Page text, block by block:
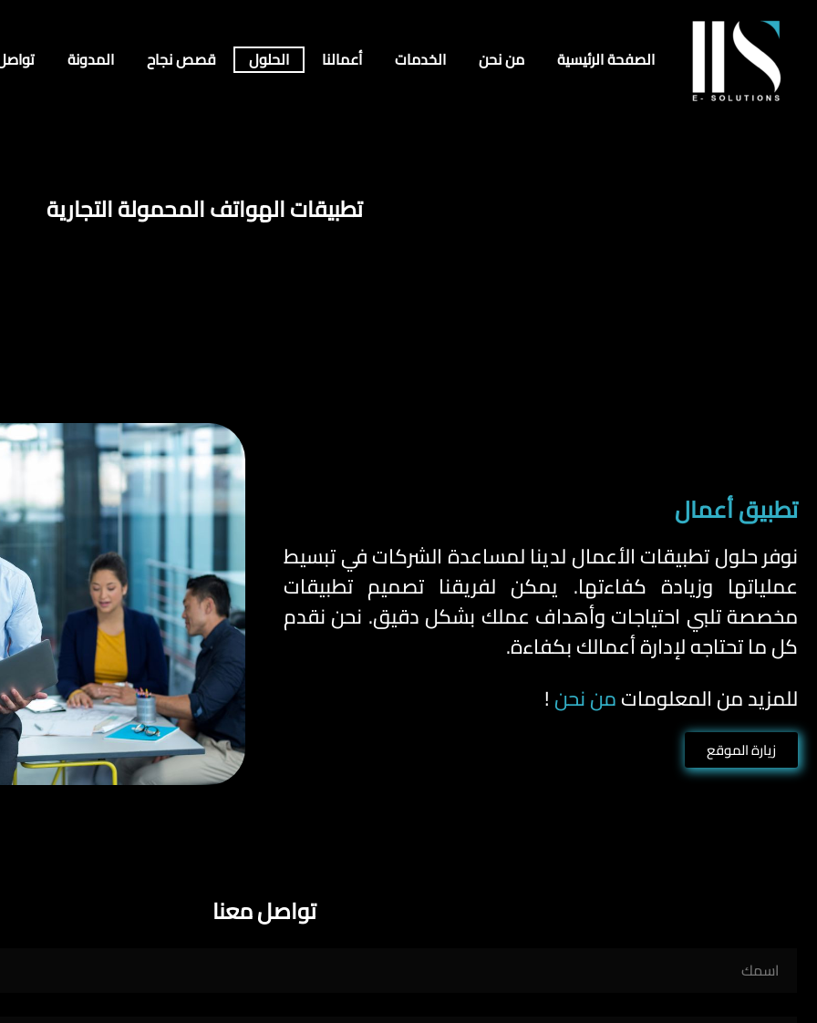
الصفحة الرئيسية من نحن الخدمات أعمالنا الحلول قصص نجاح المدونة
تطبيقات الهواتف المحمولة التجارية
تطبيق أعمال
نوفر حلول تطبيقات الأعمال لدينا لمساعدة الشركات في تبسيط
عملياتها وزيادة كفاءتها. يمكن لفريقنا تصميم تطبيقات
مخصصة تلبي احتياجات وأهداف عملك بشكل دقيق. نحن نقدم
كل ما تحتاجه لإدارة أعمالك بكفاءة.
للمزيد من المعلوماتمن نحن!
زيارة الموقع
تواصل معنا